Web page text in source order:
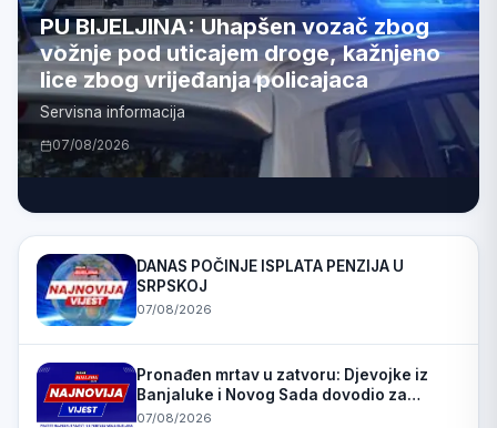
PU BIJELJINA: Uhapšen vozač zbog
vožnje pod uticajem droge, kažnjeno
lice zbog vrijeđanja policajaca
Servisna informacija
07/08/2026
DANAS POČINJE ISPLATA PENZIJA U
SRPSKOJ
07/08/2026
Pronađen mrtav u zatvoru: Djevojke iz
Banjaluke i Novog Sada dovodio za
prostituciju
07/08/2026